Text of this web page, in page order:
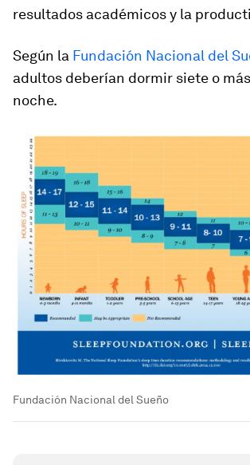
resultados académicos y la
Según la Fundación Nacional del
adultos deberían dormir siete o
noche.
Fundación Nacional del Sueño